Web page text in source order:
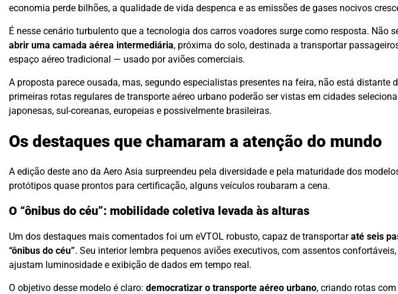
economia perde bilhões, a qualidade de vida despenca e as emissões de gases nocivos
É nesse cenário turbulento que a tecnologia dos carros voadores surge como resposta. Não
abrir uma camada aérea intermediária, próxima do solo, destinada a transportar
espaço aéreo tradicional — usado por aviões comerciais.
A proposta parece ousada, mas, segundo especialistas presentes na feira, não está distante
primeiras rotas regulares de transporte aéreo urbano poderão ser vistas em cidades
japonesas, sul-coreanas, europeias e possivelmente brasileiras.
Os destaques que chamaram a atenção do mundo
A edição deste ano da Aero Asia surpreendeu pela diversidade e pela maturidade dos
protótipos quase prontos para certificação, alguns veículos roubaram a cena.
O “ônibus do céu”: mobilidade coletiva levada às alturas
Um dos destaques mais comentados foi um eVTOL robusto, capaz de transportaraté seis
“ônibus do céu”. Seu interior lembra pequenos aviões executivos, com assentos
ajustam luminosidade e exibição de dados em tempo real.
O objetivo desse modelo é claro: democratizar o transporte aéreo urbano, criando rotas